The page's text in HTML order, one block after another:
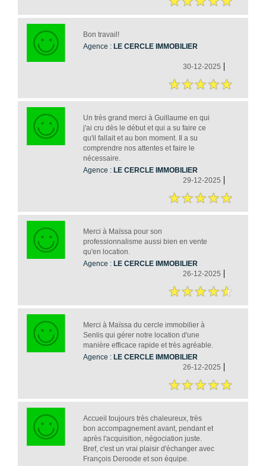
Bon travail!
Agence : LE CERCLE IMMOBILIER
30-12-2025
Un très grand merci à Guillaume en qui
j'ai cru dès le début et qui a su faire ce
qu'il fallait et au bon moment. Il a su
comprendre nos attentes et faire le
nécessaire.
Agence : LE CERCLE IMMOBILIER
29-12-2025
Merci à Maïssa pour son
professionnalisme aussi bien en vente
qu'en location.
Agence : LE CERCLE IMMOBILIER
26-12-2025
Merci à Maïssa du cercle immobilier à
Senlis qui gérer notre location d'une
manière efficace rapide et très agréable.
Agence : LE CERCLE IMMOBILIER
26-12-2025
Accueil toujours très chaleureux, très
bon accompagnement avant, pendant et
après l'acquisition, négociation juste.
Bref, c'est un vrai plaisir d'échanger avec
François Deroode et son équipe.